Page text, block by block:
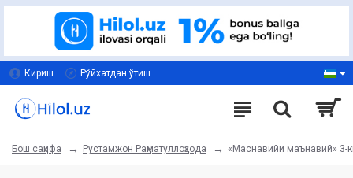
Кириш Рўйхатдан ўтиш
Бош саҳифа Рустамжон Раҳматуллоҳзода «Маснавийи маънавий» 3-